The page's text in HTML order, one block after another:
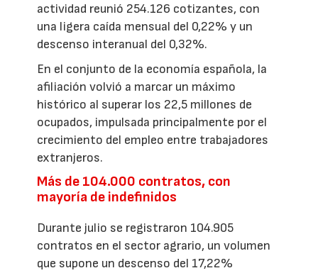
actividad reunió 254.126 cotizantes, con
una ligera caída mensual del 0,22% y un
descenso interanual del 0,32%.
En el conjunto de la economía española, la
afiliación volvió a marcar un máximo
histórico al superar los 22,5 millones de
ocupados, impulsada principalmente por el
crecimiento del empleo entre trabajadores
extranjeros.
Más de 104.000 contratos, con
mayoría de indefinidos
Durante julio se registraron 104.905
contratos en el sector agrario, un volumen
que supone un descenso del 17,22%